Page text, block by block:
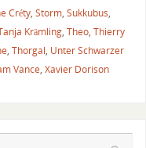
Créty, Storm, Sukkubus,
Krämling, Theo, Thierry
, Thorgal, Unter Schwarzer
Vance, Xavier Dorison